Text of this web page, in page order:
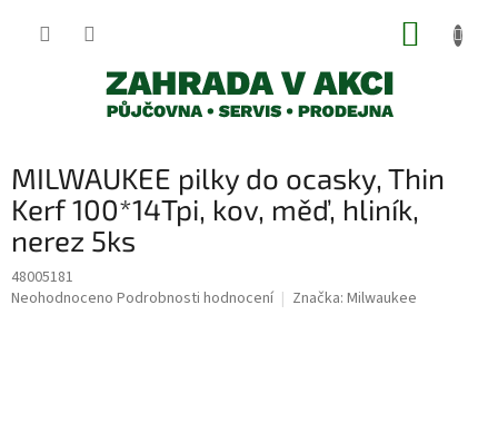
MILWAUKEE pilky do ocasky, Thin
Kerf 100*14Tpi, kov, měď, hliník,
nerez 5ks
48005181
Průměrné
Neohodnoceno Podrobnosti hodnocení Značka: Milwaukee